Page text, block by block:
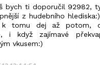
bych ti doporučil 92982,
z hudebního
tomu dej až potom,
i když zajímavé
vkusem:)